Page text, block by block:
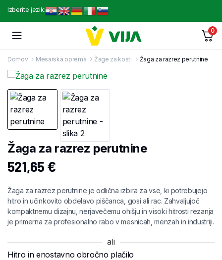
Izberite jezik:
0
Domov Mesarska oprema Žage za kosti Žaga za razrez perutnine
Žaga za razrez perutnine
521,65 €
Žaga za razrez perutnine je odlična izbira za vse, ki potrebujejo
hitro in učinkovito obdelavo piščanca, gosi ali rac. Zahvaljujoč
kompaktnemu dizajnu, nerjavečemu ohišju in visoki hitrosti rezanja
je primerna za profesionalno rabo v mesnicah, menzah in industriji.
ali
Hitro in enostavno obročno plačilo